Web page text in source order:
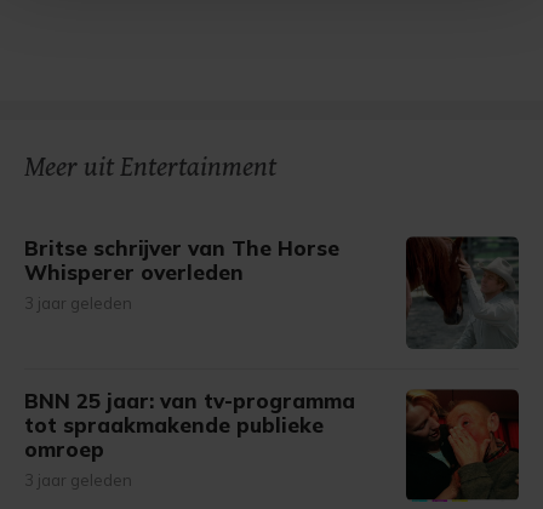
Meer uit Entertainment
Britse schrijver van The Horse
Whisperer overleden
3 jaar geleden
BNN 25 jaar: van tv-programma
tot spraakmakende publieke
omroep
3 jaar geleden